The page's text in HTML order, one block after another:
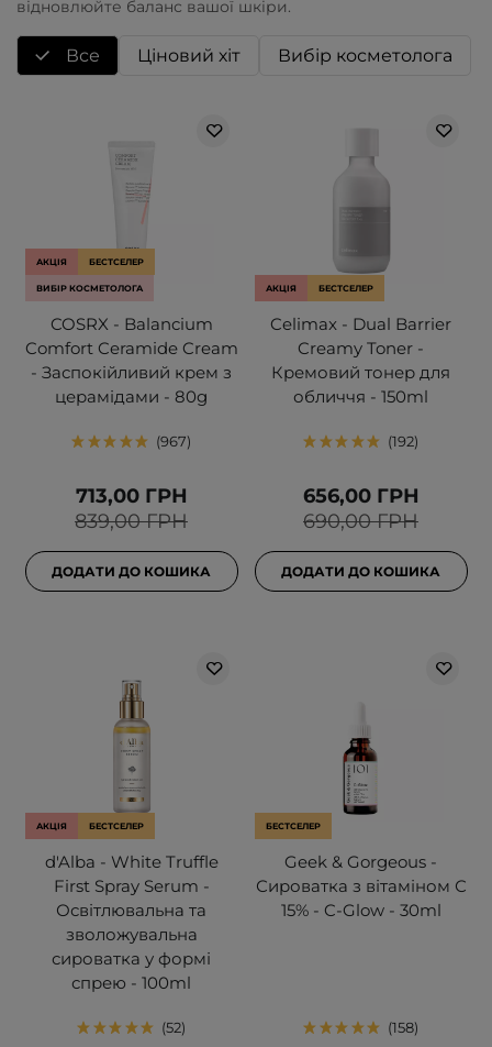
відновлюйте баланс вашої шкіри.
Все Ціновий хіт Вибір косметолога
АКЦІЯ БЕСТСЕЛЕР
ВИБІР КОСМЕТОЛОГА
COSRX - Balancium
Comfort Ceramide Cream
- Заспокійливий крем з
церамідами - 80g
967
839,00 ГРН
713,00 ГРН
ДОДАТИ ДО КОШИКА
АКЦІЯ БЕСТСЕЛЕР
Celimax - Dual Barrier
Creamy Toner -
Кремовий тонер для
обличчя - 150ml
192
690,00 ГРН
656,00 ГРН
ДОДАТИ ДО КОШИКА
АКЦІЯ БЕСТСЕЛЕР
d'Alba - White Truffle
First Spray Serum -
Освітлювальна та
зволожувальна
сироватка у формі
спрею - 100ml
52
БЕСТСЕЛЕР
Geek & Gorgeous -
Сироватка з вітаміном С
15% - C-Glow - 30ml
158